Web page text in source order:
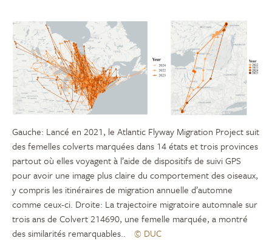
Gauche: Lancé en 2021, le Atlantic Flyway Migration Project suit
des femelles colverts marquées dans 14 états et trois provinces
partout où elles voyagent à l’aide de dispositifs de suivi GPS
pour avoir une image plus claire du comportement des oiseaux,
y compris les itinéraires de migration annuelle d’automne
comme ceux-ci. Droite: La trajectoire migratoire automnale sur
trois ans de Colvert 214690, une femelle marquée, a montré
des similarités remarquables..
© DUC